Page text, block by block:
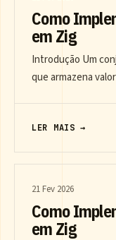
Como
em Zig
Introdução Um
que armazena
LER MAIS →
21 Fev 2026
Como
em Zig